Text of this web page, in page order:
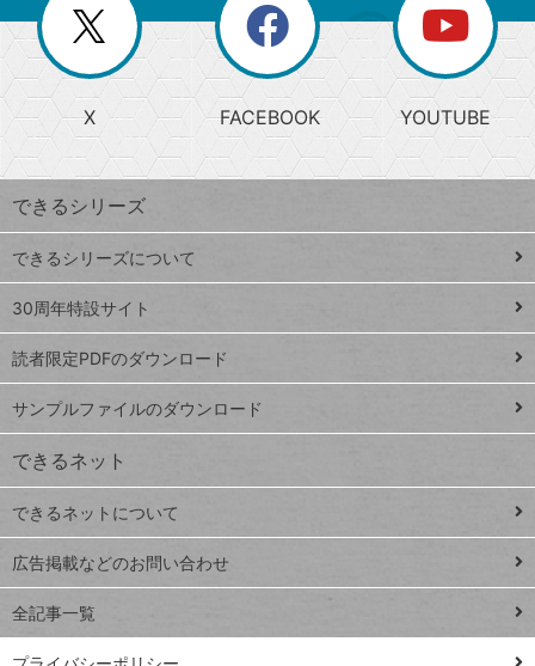
じ
る
search
検
索
上
昇
ワ
ー
ド
Google
スプレ
ッドシ
ート
iPhone
VLOOKUP
close
閉じ
る
閉
じ
る
ー
か
ら
探
す
ト
ッ
プ
ペ
ジ
連載
Excel Q&A
トイアンナ流仕
事術
PowerAutomate
ではじめる業務
X FACEBOOK YOUTUBE
できるシリーズ
できるシリーズについて
30周年特設サイト
読者限定PDFのダウンロード
サンプルファイルのダウンロード
できるネット
できるネットについて
広告掲載などのお問い合わせ
全記事一覧